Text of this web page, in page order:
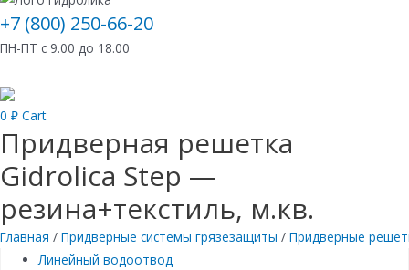
+7 (800) 250-66-20
ПН-ПТ с 9.00 до 18.00
0 ₽ Cart
Придверная решетка
Gidrolica Step —
резина+текстиль, м.кв.
Главная / Придверные системы грязезащиты / Придверные
Линейный водоотвод